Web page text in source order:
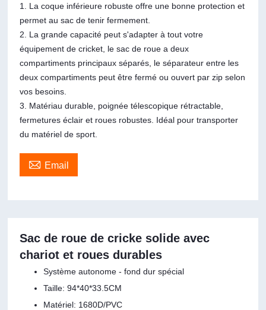
1. La coque inférieure robuste offre une bonne protection et
permet au sac de tenir fermement.
2. La grande capacité peut s'adapter à tout votre
équipement de cricket, le sac de roue a deux
compartiments principaux séparés, le séparateur entre les
deux compartiments peut être fermé ou ouvert par zip selon
vos besoins.
3. Matériau durable, poignée télescopique rétractable,
fermetures éclair et roues robustes. Idéal pour transporter
du matériel de sport.
 Email
Sac de roue de cricke solide avec
chariot et roues durables
Système autonome - fond dur spécial
Taille: 94*40*33.5CM
Matériel: 1680D/PVC